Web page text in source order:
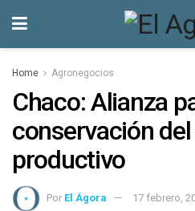
Home Agronegocios
Chaco: Alianza
conservación
productivo
Por El Ágora 17 febrero,